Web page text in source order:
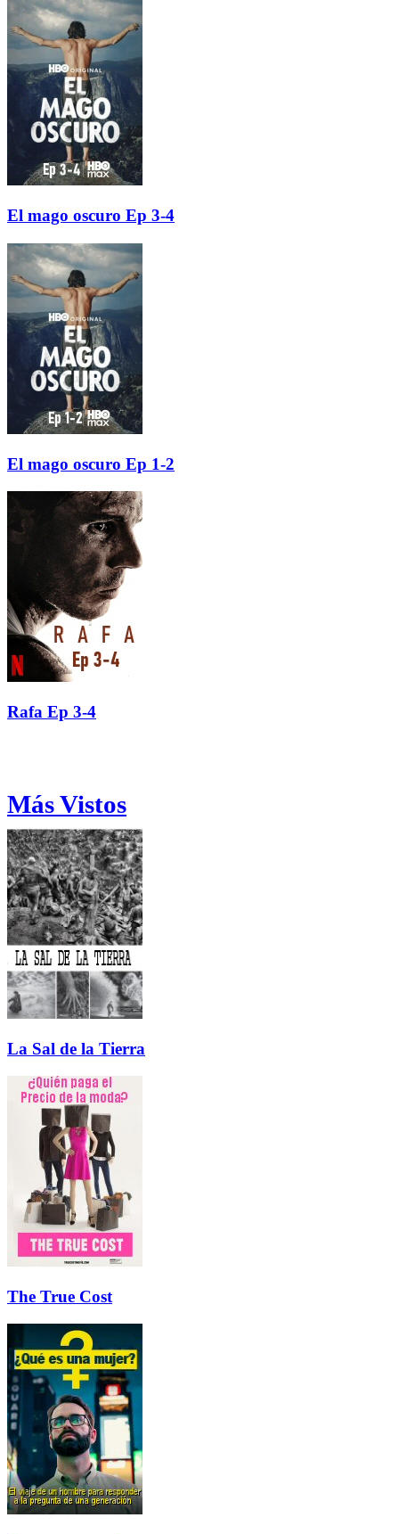
El mago oscuro Ep 3-4
El mago oscuro Ep 1-2
Rafa Ep 3-4
Más Vistos
La Sal de la Tierra
The True Cost